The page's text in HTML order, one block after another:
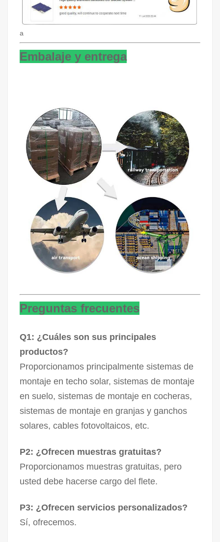
a
Embalaje y entrega
Preguntas frecuentes
Q1: ¿Cuáles son sus principales
productos?
Proporcionamos principalmente sistemas de
montaje en techo solar, sistemas de montaje
en suelo, sistemas de montaje en cocheras,
sistemas de montaje en granjas y ganchos
solares, cables fotovoltaicos, etc.
P2: ¿Ofrecen muestras gratuitas?
Proporcionamos muestras gratuitas, pero
usted debe hacerse cargo del flete.
P3: ¿Ofrecen servicios personalizados?
Sí, ofrecemos.